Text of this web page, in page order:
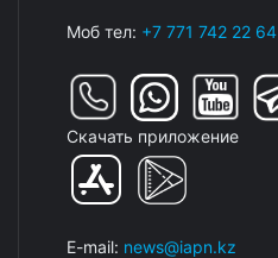
Моб тел: +7 771 742 22 64
Скачать приложение
E-mail: news@iapn.kz